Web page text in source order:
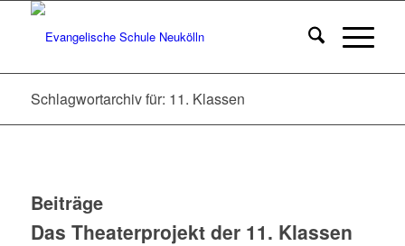
Schlagwortarchiv für: 11. Klassen
Beiträge
Das Theaterprojekt der 11. Klassen